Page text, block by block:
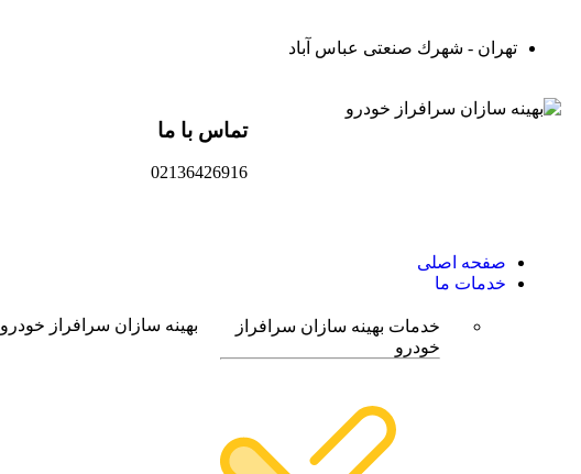
تهران - شهرك صنعتی عباس آباد
تماس با ما
02136426916
صفحه اصلی
خدمات ما
خدمات بهینه سازان سرافراز
خودرو
بهینه سازان سرافراز خودرو